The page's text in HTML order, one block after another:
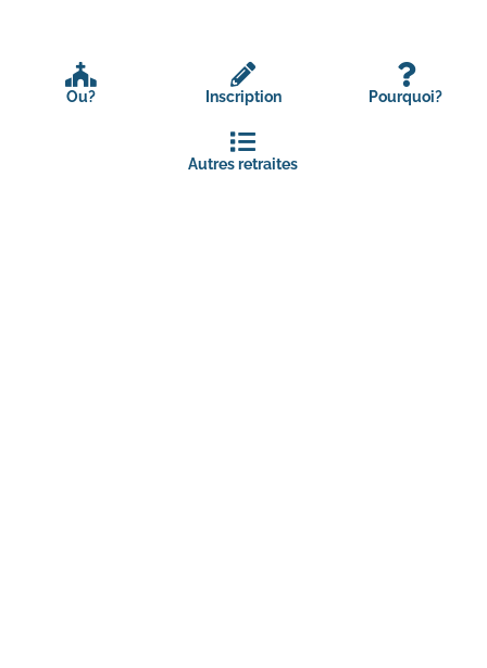
Ou? Inscription Pourquoi?
Autres retraites